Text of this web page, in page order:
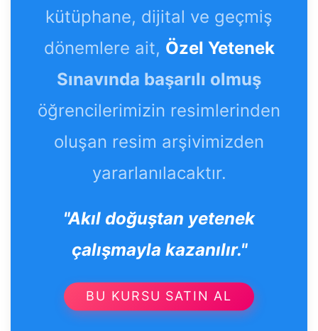
kütüphane, dijital ve geçmiş
dönemlere ait, Özel Yetenek
Sınavında başarılı olmuş
öğrencilerimizin resimlerinden
oluşan resim arşivimizden
yararlanılacaktır.
"Akıl doğuştan yetenek
çalışmayla kazanılır."
BU KURSU SATIN AL